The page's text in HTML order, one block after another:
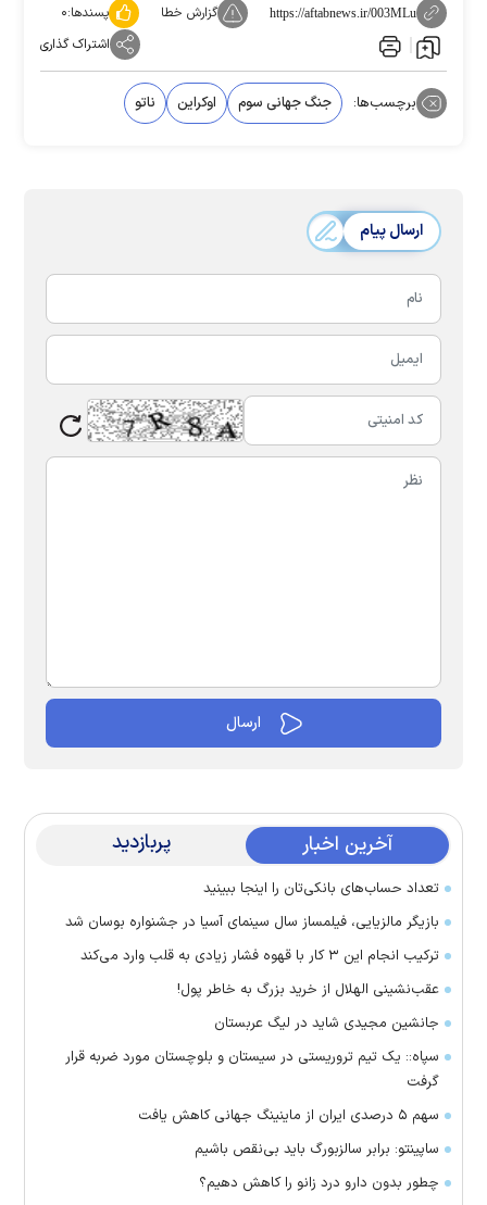
https://aftabnews.ir/003MLu گزارش خطا پسندها:۰
اشتراک گذاری
برچسب‌ها: جنگ جهانی سوم اوکراین ناتو
ارسال پیام
آخرین اخبار پربازدید
تعداد حساب‌های بانکی‌تان را اینجا ببینید
بازیگر مالزیایی، فیلمساز سال سینمای آسیا در جشنواره بوسان شد
ترکیب انجام این ۳ کار با قهوه فشار زیادی به قلب وارد می‌کند
عقب‌نشینی الهلال از خرید بزرگ به خاطر پول!
جانشین مجیدی شاید در لیگ عربستان
سپاه:: یک تیم تروریستی در سیستان و بلوچستان مورد ضربه قرار
گرفت
سهم ۵ درصدی ایران از ماینینگ جهانی کاهش یافت
ساپینتو: برابر سالزبورگ باید بی‌نقص باشیم
چطور بدون دارو درد زانو را کاهش دهیم؟